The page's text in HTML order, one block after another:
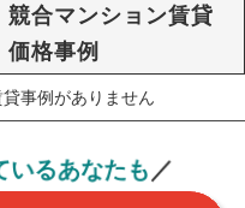
競合マンション賃貸
価格事例
貸事例がありません
いるあなたも ／
タート！